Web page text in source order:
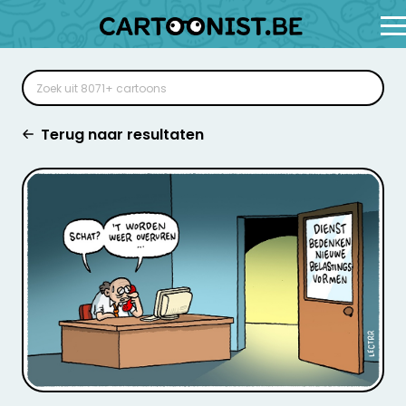
Terug naar resultaten